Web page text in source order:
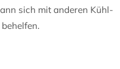
sich mit anderen Kühl-